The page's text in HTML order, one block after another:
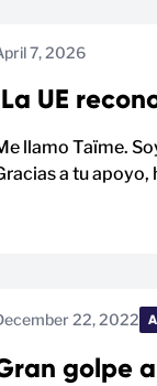
7, 2026
UE
llamo Taïme.
a tu
22, 2022
golpe